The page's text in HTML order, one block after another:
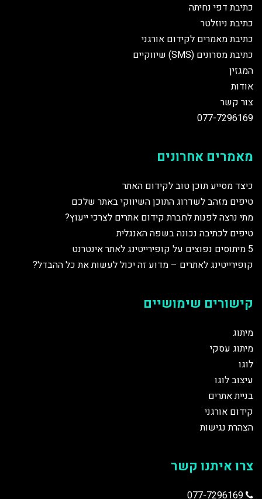
כתיבת דפי נחיתה
כתיבת ניוזלטר
כתיבת מאמרים לקידום אורגני
כתיבת מסרונים (SMS) שיווקיים
המגזין
אודות
צור קשר
077-7296169
מאמרים אחרונים
כיצד מסייע תוכן טוב לקידום האתר
טיפים מזהב לשדרוג התוכן השיווקי באתר שלכם
מתי נרצה לפנות לחברת קידום אתרים לצרכי ייעוץ?
טיפים לכתיבה נכונה בשפה האנגלית
5 מיתוסים נפוצים על קופירייטינג לאתר אינטרנט
קופירייטינג לאתרים – מדוע זה יכול לעשות את כל ההבדל?
קישורים שימושיים
מיתוג
מיתוג עסקי
לוגו
עיצוב לוגו
בניית אתרים
קידום אורגני
הצהרת נגישות
צרו איתנו קשר